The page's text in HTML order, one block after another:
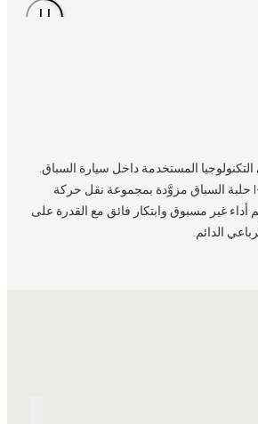
المستخدمة داخل سيارة السباق.
تدخل جاكوار I-TYPE 7 حلبة السباق مزوَّدة بمجموعة نقل حركة
أداء غير مسبوق وابتكار فائق مع القدرة على
الدائم.